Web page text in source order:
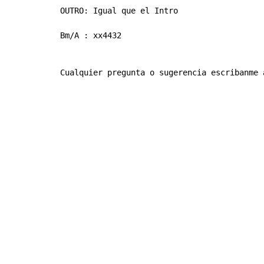
OUTRO: Igual que el Intro
Bm/A : xx4432
Cualquier pregunta o sugerencia escribanme